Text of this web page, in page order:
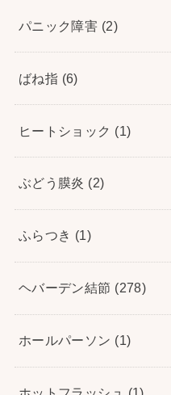
パニック障害 (2)
ばね指 (6)
ヒートショック (1)
ぶどう膜炎 (2)
ふらつき (1)
ヘバーデン結節 (278)
ホールパーソン (1)